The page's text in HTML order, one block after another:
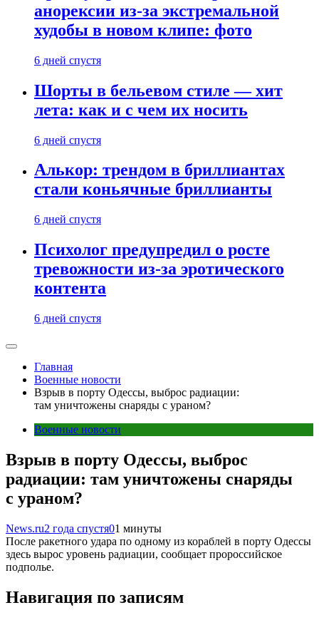
анорексии из-за экстремальной
худобы в новом клипе: фото
6 дней спустя
Шорты в бельевом стиле — хит
лета: как и с чем их носить
6 дней спустя
Алькор: трендом в бриллиантах
стали коньячные бриллианты
6 дней спустя
Психолог предупредил о росте
тревожности из-за эротического
контента
6 дней спустя
Главная
Военные новости
Взрыв в порту Одессы, выброс радиации:
там уничтожены снаряды с ураном?
Военные новости
Взрыв в порту Одессы, выброс
радиации: там уничтожены снаряды
с ураном?
News.ru2 года спустя01 минуты
После ракетного удара по одному из кораблей в порту Одессы
здесь вырос уровень радиации, сообщает пророссийское
подполье.
Навигация по записям